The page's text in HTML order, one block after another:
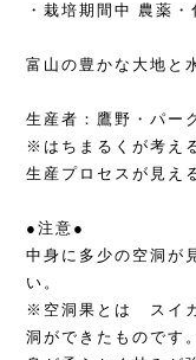
・栽培期間中 農薬
富山の豊かな大地と
生産者：鷹野・パー
※はちまるくが考え
生産プロセスが見え
●注意●
中身に多少の空洞が
い。
※空洞果とは スイカ
洞ができたものです。